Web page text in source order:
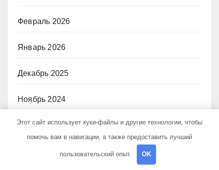
Февраль 2026
Январь 2026
Декабрь 2025
Ноябрь 2024
Октябрь 2024
Сентябрь 2024
Этот сайт использует куки-файлы и другие технологии, чтобы
помочь вам в навигации, а также предоставить лучший
пользовательский опыт. OK